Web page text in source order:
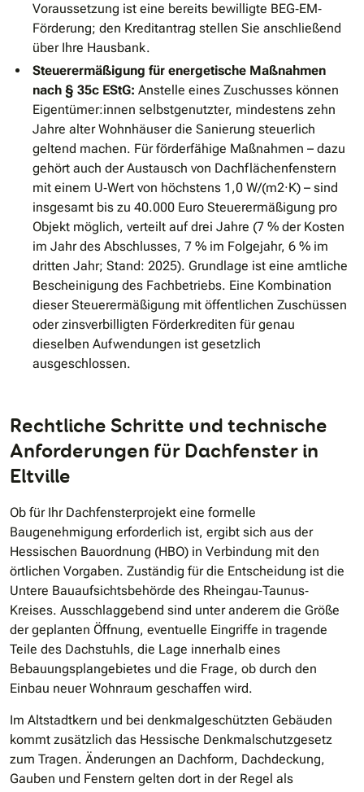
Voraussetzung ist eine bereits bewilligte BEG‐EM‐
Förderung; den Kreditantrag stellen Sie anschließend
über Ihre Hausbank.
Steuerermäßigung für energetische Maßnahmen
nach § 35c EStG: Anstelle eines Zuschusses können
Eigentümer:innen selbstgenutzter, mindestens zehn
Jahre alter Wohnhäuser die Sanierung steuerlich
geltend machen. Für förderfähige Maßnahmen – dazu
gehört auch der Austausch von Dachflächenfenstern
mit einem U‐Wert von höchstens 1,0 W/(m2·K) – sind
insgesamt bis zu 40.000 Euro Steuerermäßigung pro
Objekt möglich, verteilt auf drei Jahre (7 % der Kosten
im Jahr des Abschlusses, 7 % im Folgejahr, 6 % im
dritten Jahr; Stand: 2025). Grundlage ist eine amtliche
Bescheinigung des Fachbetriebs. Eine Kombination
dieser Steuerermäßigung mit öffentlichen Zuschüssen
oder zinsverbilligten Förderkrediten für genau
dieselben Aufwendungen ist gesetzlich
ausgeschlossen.
Rechtliche Schritte und technische
Anforderungen für Dachfenster in
Eltville
Ob für Ihr Dachfensterprojekt eine formelle
Baugenehmigung erforderlich ist, ergibt sich aus der
Hessischen Bauordnung (HBO) in Verbindung mit den
örtlichen Vorgaben. Zuständig für die Entscheidung ist die
Untere Bauaufsichtsbehörde des Rheingau‐Taunus‐
Kreises. Ausschlaggebend sind unter anderem die Größe
der geplanten Öffnung, eventuelle Eingriffe in tragende
Teile des Dachstuhls, die Lage innerhalb eines
Bebauungsplangebietes und die Frage, ob durch den
Einbau neuer Wohnraum geschaffen wird.
Im Altstadtkern und bei denkmalgeschützten Gebäuden
kommt zusätzlich das Hessische Denkmalschutzgesetz
zum Tragen. Änderungen an Dachform, Dachdeckung,
Gauben und Fenstern gelten dort in der Regel als